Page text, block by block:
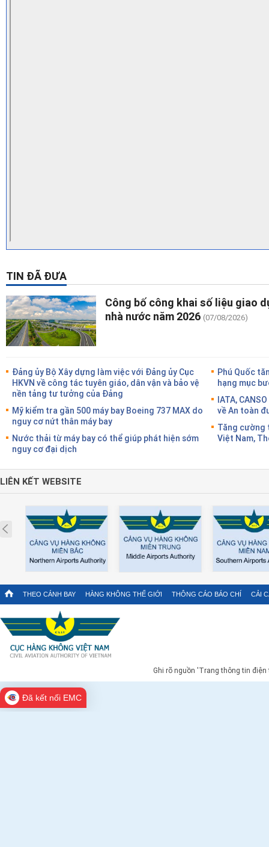
TIN ĐÃ ĐƯA
Công bố công khai số liệu giao
nhà nước năm 2026 (07/08/2026)
Đảng ủy Bộ Xây dựng làm việc với Đảng ủy Cục
HKVN về công tác tuyên giáo, dân vận và bảo vệ
nền tảng tư tưởng của Đảng
Mỹ kiểm tra gần 500 máy bay Boeing 737 MAX do
nguy cơ nứt thân máy bay
Nước thải từ máy bay có thể giúp phát hiện sớm
nguy cơ đại dịch
Phú Quốc
hạng mục
IATA,
về An toàn
Tăng cường
Việt Nam,
LIÊN KẾT WEBSITE
Prev
THEO CÁNH BAY HÀNG KHÔNG THẾ GIỚI THÔNG CÁO BÁO CHÍ CẢI
Ghi rõ nguồn 'Trang thông tin
Đã kết nối EMC